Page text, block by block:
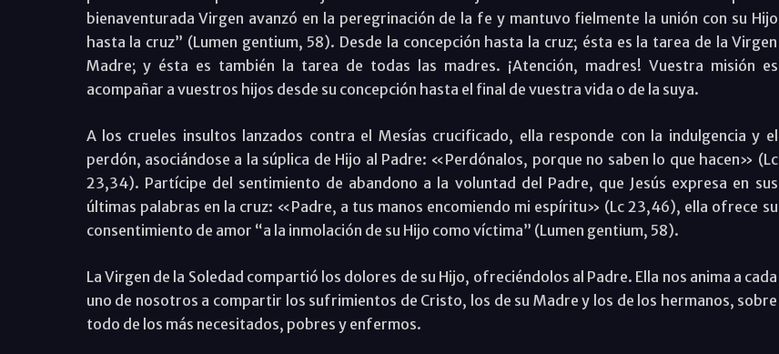
bienaventurada Virgen avanzó en la peregrinación de la fe y mantuvo fielmente la unión con su Hijo
hasta la cruz” (Lumen gentium, 58). Desde la concepción hasta la cruz; ésta es la tarea de la Virgen
Madre; y ésta es también la tarea de todas las madres. ¡Atención, madres! Vuestra misión es
acompañar a vuestros hijos desde su concepción hasta el final de vuestra vida o de la suya.
A los crueles insultos lanzados contra el Mesías crucificado, ella responde con la indulgencia y el
perdón, asociándose a la súplica de Hijo al Padre: «Perdónalos, porque no saben lo que hacen» (Lc
23,34). Partícipe del sentimiento de abandono a la voluntad del Padre, que Jesús expresa en sus
últimas palabras en la cruz: «Padre, a tus manos encomiendo mi espíritu» (Lc 23,46), ella ofrece su
consentimiento de amor “a la inmolación de su Hijo como víctima” (Lumen gentium, 58).
La Virgen de la Soledad compartió los dolores de su Hijo, ofreciéndolos al Padre. Ella nos anima a cada
uno de nosotros a compartir los sufrimientos de Cristo, los de su Madre y los de los hermanos, sobre
todo de los más necesitados, pobres y enfermos.